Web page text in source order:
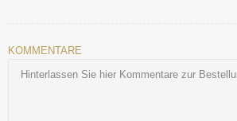
KOMMENTARE